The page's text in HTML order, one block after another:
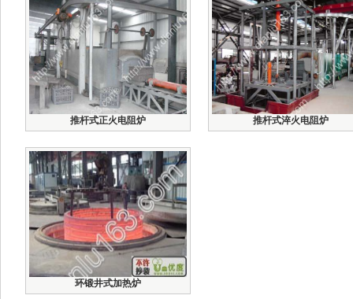
推杆式正火电阻炉 推杆式淬火电阻炉
环锻井式加热炉